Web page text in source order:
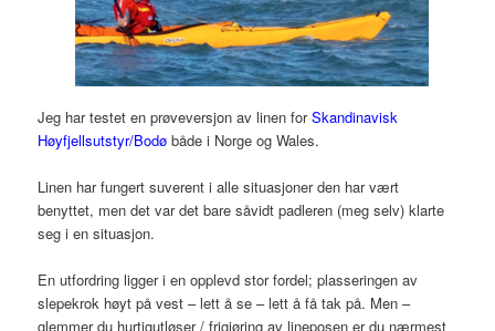
Jeg har testet en prøveversjon av linen forSkandinavisk
Høyfjellsutstyr/Bodø både i Norge og Wales.
Linen har fungert suverent i alle situasjoner den har vært
benyttet, men det var det bare såvidt padleren (meg selv) klarte
seg i en situasjon.
En utfordring ligger i en opplevd stor fordel; plasseringen av
slepekrok høyt på vest – lett å se – lett å få tak på. Men –
glemmer du hurtigutløser / frigjøring av lineposen er du nærmest